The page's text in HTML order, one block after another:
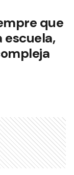
que
escuela,